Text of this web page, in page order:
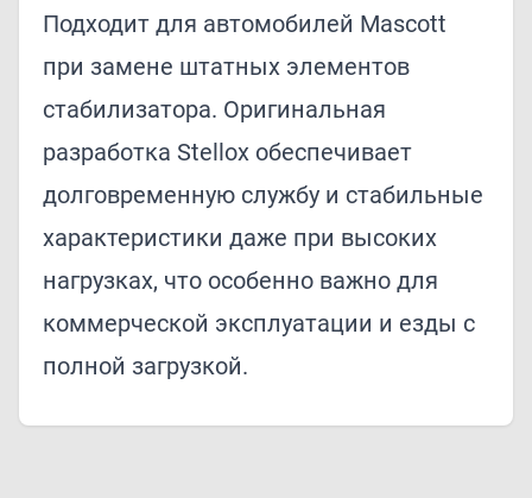
Подходит для автомобилей Mascott
при замене штатных элементов
стабилизатора. Оригинальная
разработка Stellox обеспечивает
долговременную службу и стабильные
характеристики даже при высоких
нагрузках, что особенно важно для
коммерческой эксплуатации и езды с
полной загрузкой.